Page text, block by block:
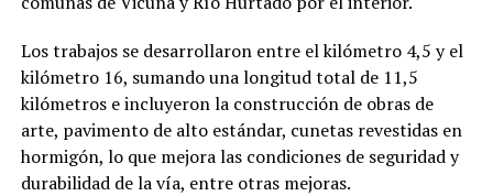
Los trabajos se desarrollaron entre el kilómetro 4,5 y el
kilómetro 16, sumando una longitud total de 11,5
kilómetros e incluyeron la construcción de obras de
arte, pavimento de alto estándar, cunetas revestidas en
hormigón, lo que mejora las condiciones de seguridad y
durabilidad de la vía, entre otras mejoras.